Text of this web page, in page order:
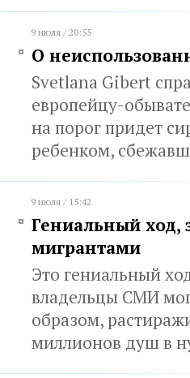
9 июля / 20:55
О
Svetlana Gibert
европейцу-
на порог придет
ребенком,
9 июля / 15:42
Гениальный ход,
мигрантами
Это гениальный
владельцы СМИ
образом,
миллионов душ в